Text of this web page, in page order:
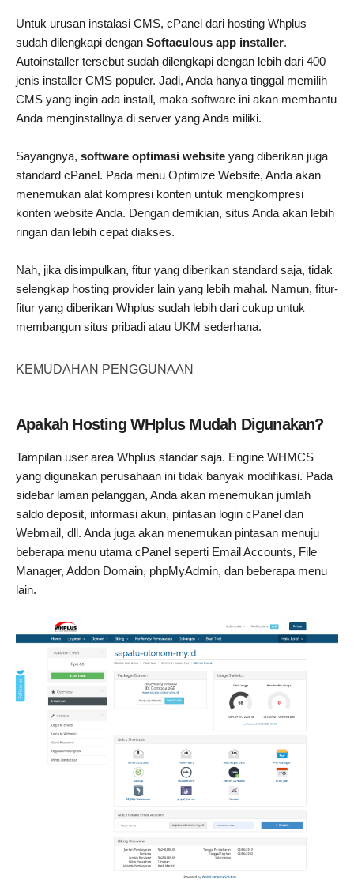
Untuk urusan instalasi CMS, cPanel dari hosting Whplus
sudah dilengkapi dengan Softaculous app installer.
Autoinstaller tersebut sudah dilengkapi dengan lebih dari 400
jenis installer CMS populer. Jadi, Anda hanya tinggal memilih
CMS yang ingin ada install, maka software ini akan membantu
Anda menginstallnya di server yang Anda miliki.
Sayangnya, software optimasi website yang diberikan juga
standard cPanel. Pada menu Optimize Website, Anda akan
menemukan alat kompresi konten untuk mengkompresi
konten website Anda. Dengan demikian, situs Anda akan lebih
ringan dan lebih cepat diakses.
Nah, jika disimpulkan, fitur yang diberikan standard saja, tidak
selengkap hosting provider lain yang lebih mahal. Namun, fitur-
fitur yang diberikan Whplus sudah lebih dari cukup untuk
membangun situs pribadi atau UKM sederhana.
KEMUDAHAN PENGGUNAAN
Apakah Hosting WHplus Mudah Digunakan?
Tampilan user area Whplus standar saja. Engine WHMCS
yang digunakan perusahaan ini tidak banyak modifikasi. Pada
sidebar laman pelanggan, Anda akan menemukan jumlah
saldo deposit, informasi akun, pintasan login cPanel dan
Webmail, dll. Anda juga akan menemukan pintasan menuju
beberapa menu utama cPanel seperti Email Accounts, File
Manager, Addon Domain, phpMyAdmin, dan beberapa menu
lain.